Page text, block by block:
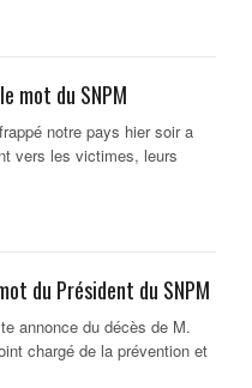
mot du SNPM
notre pays hier soir a
vers les victimes, leurs
du Président du SNPM
annonce du décès de M.
chargé de la prévention et